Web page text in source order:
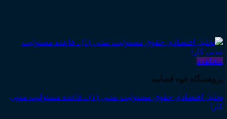
مشاهده
پژوهشگاه قوه قضاییه
تحلیل اقتصادی حقوق مسئولیت مدنی (۱) ـ قاعده مسئولیت مدنی
کارا